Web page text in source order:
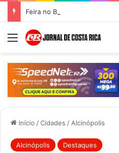
Menu
Início /Cidades / Alcinópolis
Alcinópolis Destaques